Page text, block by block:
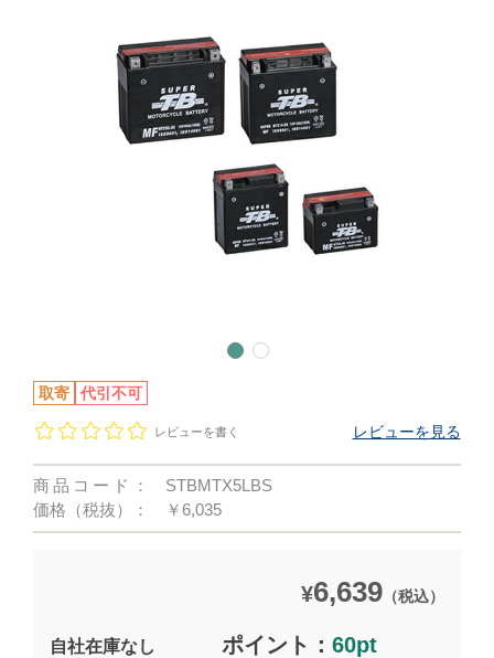
取寄 代引不可
レビューを書く レビューを見る
商品コード：
STBMTX5LBS
価格（税抜）：
￥6,035
¥6,639（税込）
自社在庫なし ポイント：60pt